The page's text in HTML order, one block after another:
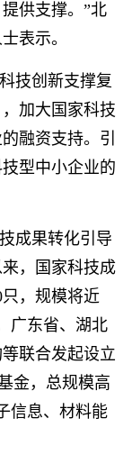
供支撑。”北
表示。
技创新支撑复
加大国家科技
融资支持。引
型中小企业的
成果转化引导
，国家科技成
，规模将近
广东省、湖北
联合发起设立
金，总规模高
信息、材料能